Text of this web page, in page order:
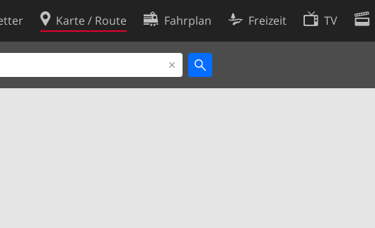
Karte / Route Fahrplan Freizeit TV
Cookie-Richtlinie
Cookie-Einstellungen